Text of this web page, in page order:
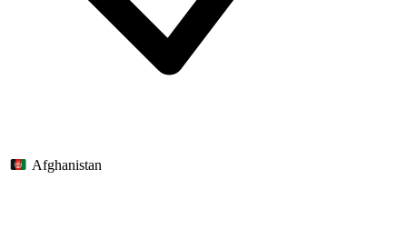
Afghanistan